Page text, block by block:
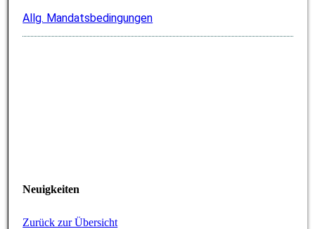
Allg. Mandatsbedingungen
Neuigkeiten
Zurück zur Übersicht